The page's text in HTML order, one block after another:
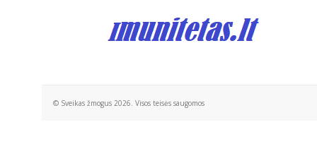
© Sveikas žmogus 2026. Visos teisės saugomos